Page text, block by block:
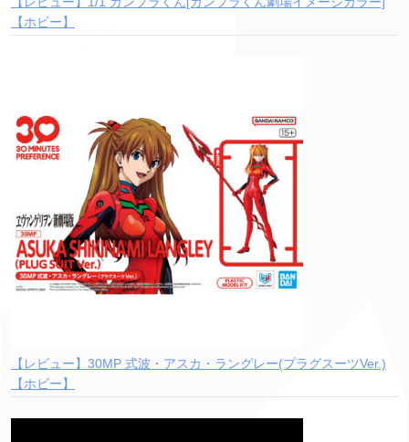
【ホビー】
【レビュー】30MP 式波・アスカ・ラングレー(プラグスーツVer.)
【ホビー】